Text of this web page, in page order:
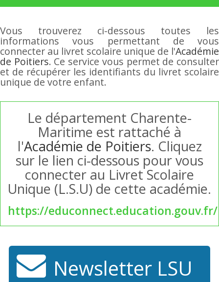
Vous trouverez ci-dessous toutes les
informations vous permettant de vous
connecter au livret scolaire unique de l'Académie
de Poitiers. Ce service vous permet de consulter
et de récupérer les identifiants du livret scolaire
unique de votre enfant.
Le département Charente-
Maritime est rattaché à
l'Académie de Poitiers. Cliquez
sur le lien ci-dessous pour vous
connecter au Livret Scolaire
Unique (L.S.U) de cette académie.
https://educonnect.education.gouv.fr/
Newsletter LSU